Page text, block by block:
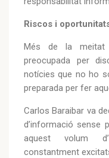
Riscos i
Més de la
preocupada per
notícies que no ho
preparada per fer
Carlos Baraibar va
d’informació sense
aquest volum
constantment